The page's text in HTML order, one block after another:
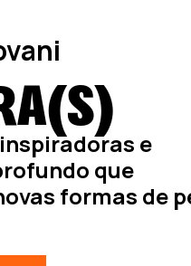
e
que
formas de